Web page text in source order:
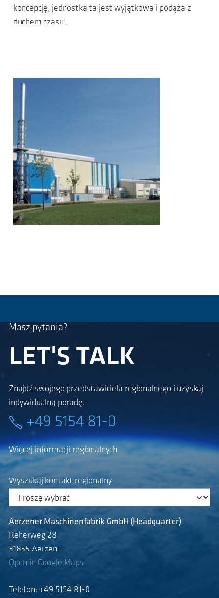
koncepcję, jednostka ta jest wyjątkowa i podąża z
duchem czasu”.
Masz pytania?
LET'S TALK
Znajdź swojego przedstawiciela regionalnego i uzyskaj
indywidualną poradę.
+49 5154 81-0
Więcej informacji regionalnych
Wyszukaj kontakt regionalny
Aerzener Maschinenfabrik GmbH (Headquarter)
Reherweg 28
31855 Aerzen
Open in Google Maps
Telefon: +49 5154 81-0